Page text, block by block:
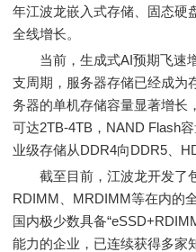
年江波龙嵌入式存储、固态硬
全线增长。
当前，生成式AI预期飞速
支周期，服务器存储已经成为
务器的单机存储容量显著增长
可达2TB-4TB，NAND Flash
业级存储从DDR4向DDR5、
截至目前，江波龙开发了包
RDIMM、MRDIMM等在内的
国内极少数具备
能力的企业，已连续获得多家